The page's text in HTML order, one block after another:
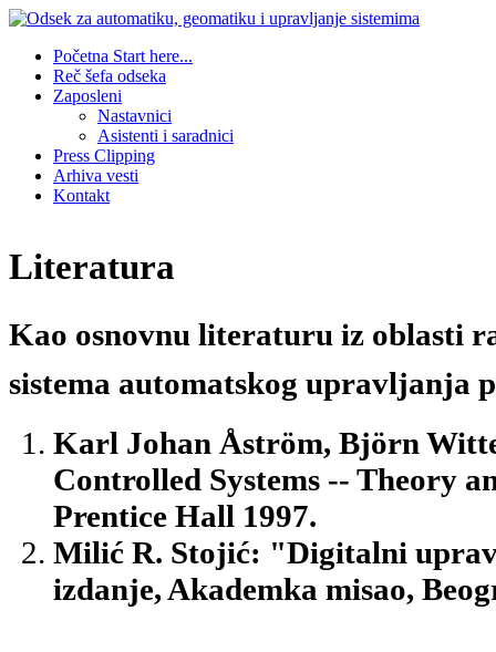
Početna Start here...
Reč šefa odseka
Zaposleni
Nastavnici
Asistenti i saradnici
Press Clipping
Arhiva vesti
Kontakt
Literatura
Kao osnovnu literaturu iz oblasti
sistema automatskog upravljanja
Karl Johan Åström, Björn
Controlled Systems -- Theory
Prentice Hall 1997.
Milić R. Stojić: "Digitalni
izdanje, Akademka misao,